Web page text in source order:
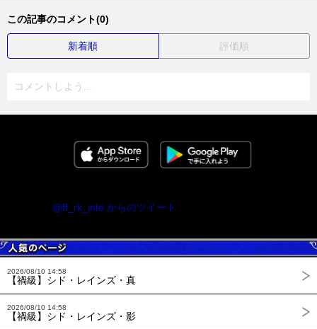
この記事のコメント(0)
新着順 評価順
コメントしよう...
@ff_rk_info からのツイート
2026/08/10 14:58
【禍級】シド・レインズ・真
2026/08/10 14:58
【禍級】シド・レインズ・影